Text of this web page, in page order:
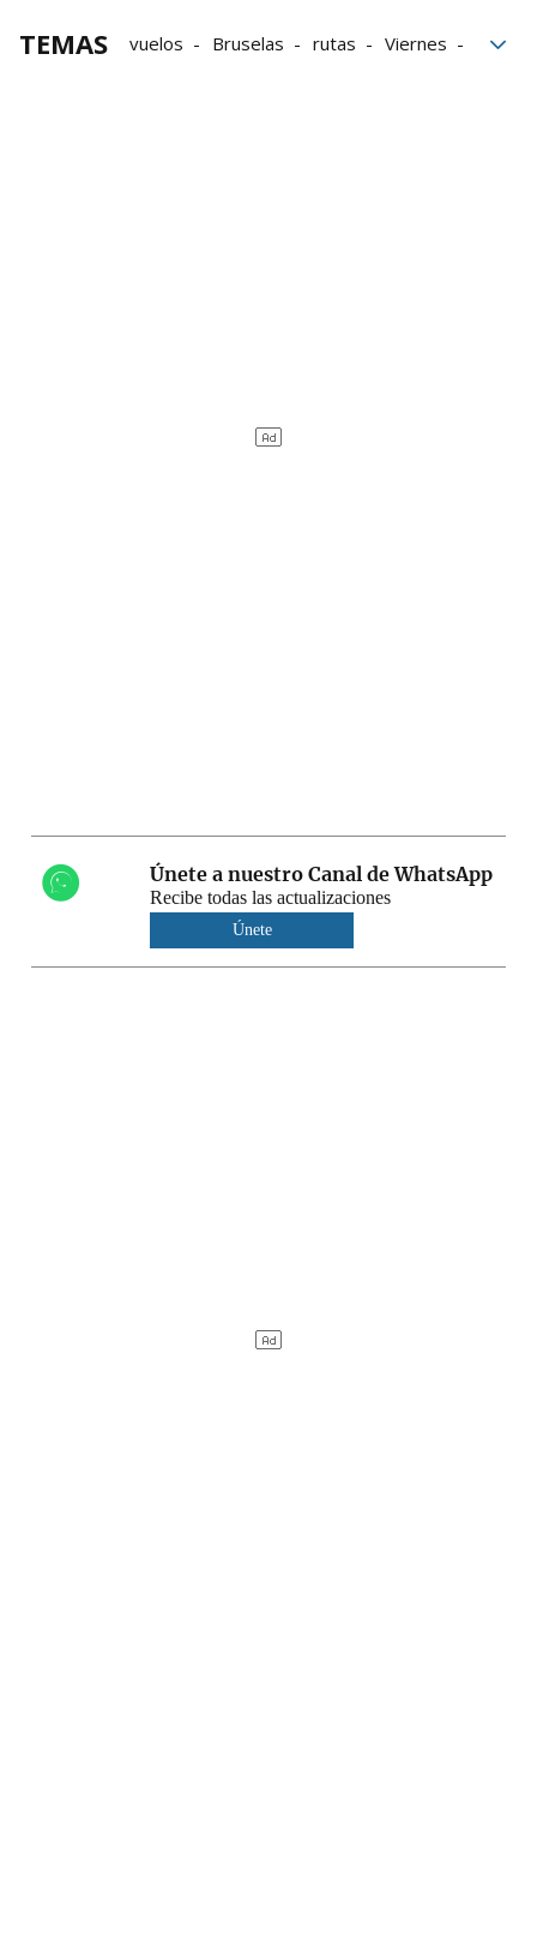
TEMAS vuelos Bruselas rutas
Viernes
Únete a nuestro Canal de WhatsApp
Recibe todas las actualizaciones
Únete